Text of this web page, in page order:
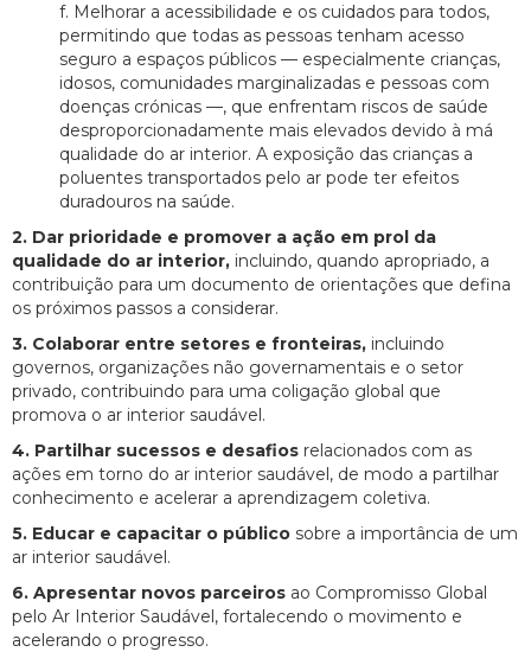
f. Melhorar a acessibilidade e os cuidados para todos,
permitindo que todas as pessoas tenham acesso
seguro a espaços públicos — especialmente crianças,
idosos, comunidades marginalizadas e pessoas com
doenças crónicas —, que enfrentam riscos de saúde
desproporcionadamente mais elevados devido à má
qualidade do ar interior. A exposição das crianças a
poluentes transportados pelo ar pode ter efeitos
duradouros na saúde.
2. Dar prioridade e promover a ação em prol da
qualidade do ar interior, incluindo, quando apropriado, a
contribuição para um documento de orientações que defina
os próximos passos a considerar.
3. Colaborar entre setores e fronteiras, incluindo
governos, organizações não governamentais e o setor
privado, contribuindo para uma coligação global que
promova o ar interior saudável.
4. Partilhar sucessos e desafios relacionados com as
ações em torno do ar interior saudável, de modo a partilhar
conhecimento e acelerar a aprendizagem coletiva.
5. Educar e capacitar o público sobre a importância de um
ar interior saudável.
6. Apresentar novos parceiros ao Compromisso Global
pelo Ar Interior Saudável, fortalecendo o movimento e
acelerando o progresso.